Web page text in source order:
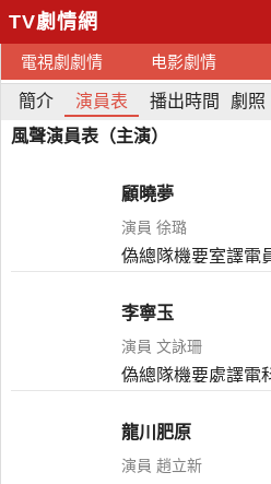
TV劇情網
電視劇劇情 电影劇情
簡介 演員表 播出時間
劇照
風聲演員表（主演）
顧曉夢
演員 徐璐
李寧玉
演員 文詠珊
龍川肥原
演員 趙立新